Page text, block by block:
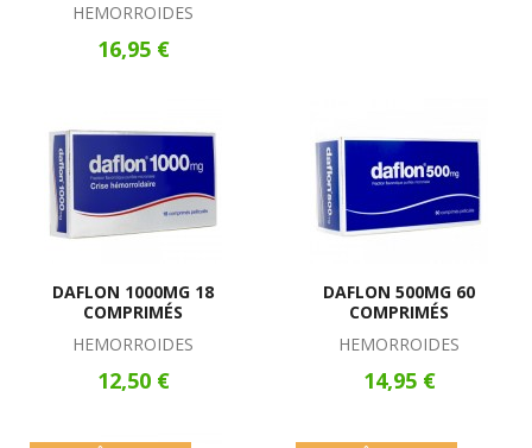
HEMORROIDES
16,95 €
DAFLON 1000MG 18
COMPRIMÉS
HEMORROIDES
12,50 €
DAFLON 500MG 60
COMPRIMÉS
HEMORROIDES
14,95 €